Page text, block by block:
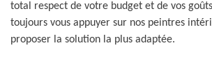
total respect de votre budget et de vos
toujours vous appuyer sur nos peintres
proposer la solution la plus adaptée.